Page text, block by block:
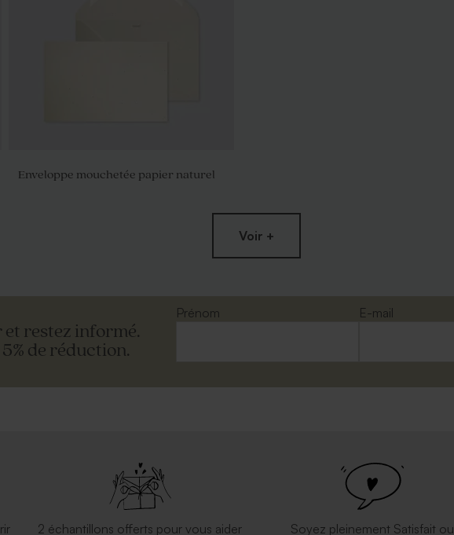
Enveloppe mouchetée papier naturel
Jolie enveloppe blanche rectangle Enveloppe crème rectangle
Voir +
restez informé.
de réduction.
Prénom
E-mail
2 échantillons offerts pour vous aider Soyez pleinement Satisfait ou